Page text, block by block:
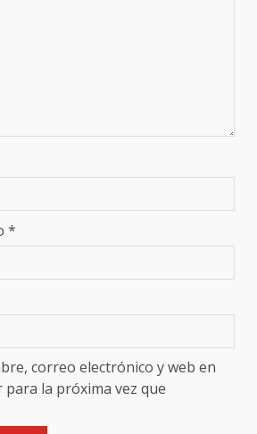
*
correo electrónico y web en
la próxima vez que